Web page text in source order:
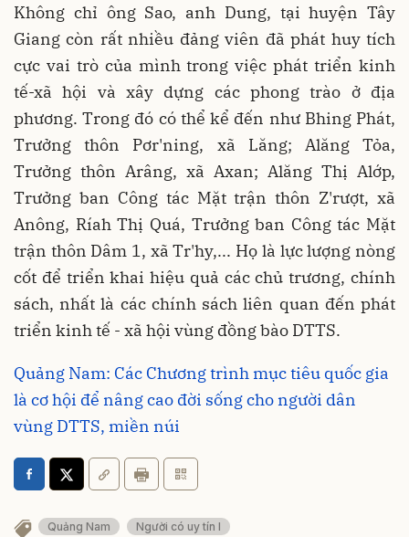
Không chỉ ông Sao, anh Dung, tại huyện Tây
Giang còn rất nhiều đảng viên đã phát huy tích
cực vai trò của mình trong việc phát triển kinh
tế-xã hội và xây dựng các phong trào ở địa
phương. Trong đó có thể kể đến như Bhing Phát,
Trưởng thôn Pơr'ning, xã Lăng; Alăng Tỏa,
Trưởng thôn Arâng, xã Axan; Alăng Thị Alớp,
Trưởng ban Công tác Mặt trận thôn Z'rượt, xã
Anông, Ríah Thị Quá, Trưởng ban Công tác Mặt
trận thôn Dâm 1, xã Tr'hy,... Họ là lực lượng nòng
cốt để triển khai hiệu quả các chủ trương, chính
sách, nhất là các chính sách liên quan đến phát
triển kinh tế - xã hội vùng đồng bào DTTS.
Quảng Nam: Các Chương trình mục tiêu quốc gia
là cơ hội để nâng cao đời sống cho người dân
vùng DTTS, miền núi
Quảng Nam Người có uy tín l